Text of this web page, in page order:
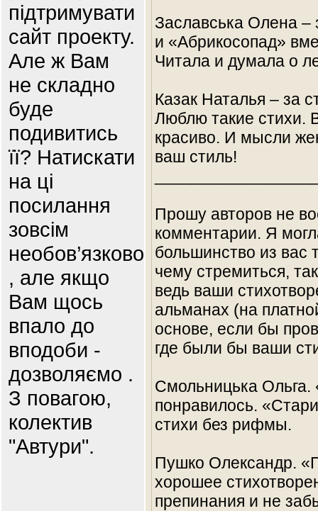
підтримувати
сайт проекту.
Але ж Вам
не складно
буде
подивитись
її? Натискати
на ці
посилання
зовсім
необов’язково
, але якщо
Вам щось
впало до
вподоби -
дозволяємо .
З повагою,
колектив
"Автури".
Заславська Олена –
и «Абрикосопад»
Читала и думала о
Казак Наталья – за
Люблю такие стихи.
красиво. И мысли
ваш стиль!
Прошу авторов не
комментарии. Я
большинство из вас
чему стремиться,
ведь ваши
альманах (на
основе, если бы
где были бы ваши
Смольницька Ольга.
понравилось.
стихи без рифмы.
Пушко Олександр.
хорошее
препинания и не